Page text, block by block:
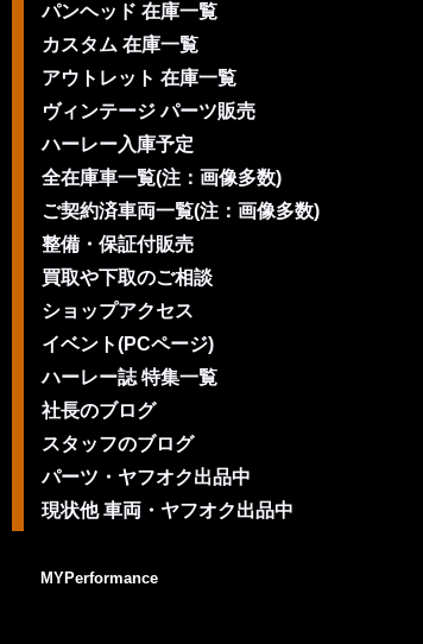
パンヘッド 在庫一覧
カスタム 在庫一覧
アウトレット 在庫一覧
ヴィンテージ パーツ販売
ハーレー入庫予定
全在庫車一覧(注：画像多数)
ご契約済車両一覧(注：画像多数)
整備・保証付販売
買取や下取のご相談
ショップアクセス
イベント(PCページ)
ハーレー誌 特集一覧
社長のブログ
スタッフのブログ
パーツ・ヤフオク出品中
現状他 車両・ヤフオク出品中
MYPerformance